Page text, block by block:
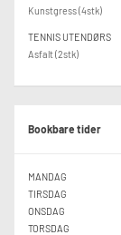
Kunstgress (4stk)
TENNIS UTENDØRS
Asfalt (2stk)
Bookbare tider
MANDAG
TIRSDAG
ONSDAG
TORSDAG